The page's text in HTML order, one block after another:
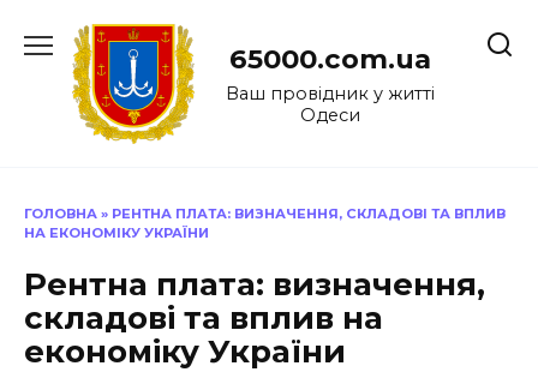
до
65000.com.ua
Ваш провідник у житті
Одеси
ГОЛОВНА » РЕНТНА ПЛАТА: ВИЗНАЧЕННЯ, СКЛАДОВІ ТА ВПЛИВ
НА ЕКОНОМІКУ УКРАЇНИ
Рентна плата: визначення,
складові та вплив на
економіку України